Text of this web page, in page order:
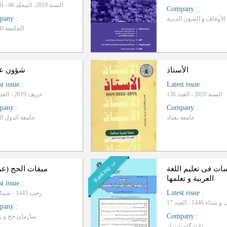
السنة 2019، المجلد 46 - العدد 3
:
الجامعة
Company :
شؤون
issue :
خریف 2019 - العدد 179
:
جامعة الدول
الأستاذ
Latest issue :
السنة 2020 - العدد 136
Company :
جامعة بغداد
میقات الحج
issue :
رجب 1445 - شماره 61
:
سازمان حج و
R
a
n
k
i
n
g
:ب
فی تعلیم اللغة
العربیة و تعلمها
Latest issue :
1446 - العدد 17
Company :